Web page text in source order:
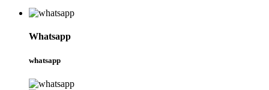
Whatsapp
whatsapp